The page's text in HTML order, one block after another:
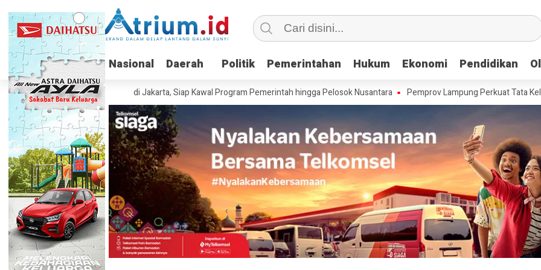
Nasional Daerah Politik Pemerintahan Hukum Ekonomi Pendidikan
Nasional Daerah Politik Pemerintahan Hukum Ekonomi Pendidikan
Indonesia Resmi Berdiri di Jakarta, Siap Kawal Program Pemerintah hingga Pelosok Nusantara Pemprov Lampung Perkuat Tata Kelola dan